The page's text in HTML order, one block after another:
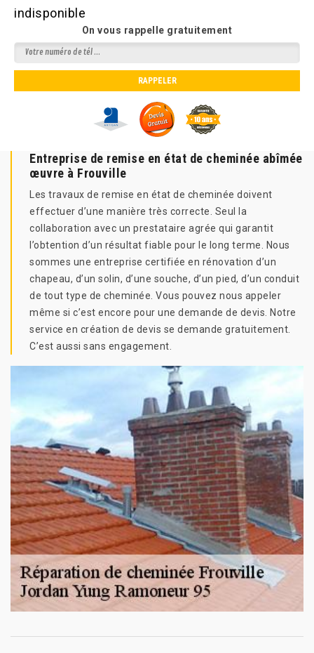
indisponible
On vous rappelle gratuitement
Entreprise de remise en état de cheminée abîmée
œuvre à Frouville
Les travaux de remise en état de cheminée doivent
effectuer d’une manière très correcte. Seul la
collaboration avec un prestataire agrée qui garantit
l’obtention d’un résultat fiable pour le long terme. Nous
sommes une entreprise certifiée en rénovation d’un
chapeau, d’un solin, d’une souche, d’un pied, d’un conduit
de tout type de cheminée. Vous pouvez nous appeler
même si c’est encore pour une demande de devis. Notre
service en création de devis se demande gratuitement.
C’est aussi sans engagement.